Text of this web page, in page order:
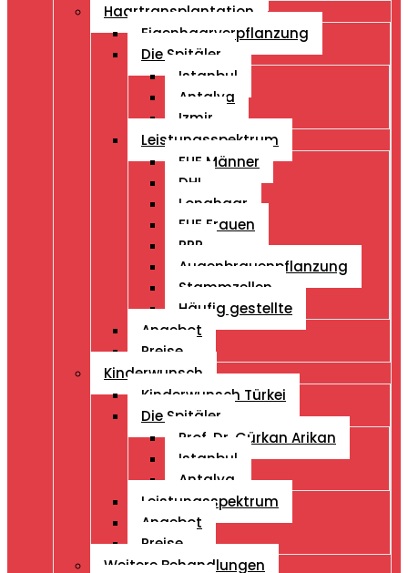
Haartransplantation
Eigenhaarverpflanzung
Die Spitäler
Istanbul
Antalya
Izmir
Leistungsspektrum
FUE Männer
DHI
Longhaar
FUE Frauen
PRP
Augenbrauenpflanzung
Stammzellen
Häufig gestellte
Angebot
Preise
Kinderwunsch
Kinderwunsch Türkei
Die Spitäler
Prof. Dr. Gürkan Arikan
Istanbul
Antalya
Leistungsspektrum
Angebot
Preise
Weitere Behandlungen